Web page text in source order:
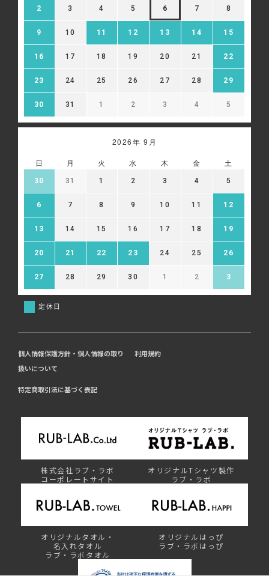
2 3 4 5 6 7 8
9 10 11 12 13 14 15
16 17 18 19 20 21 22
23 24 25 26 27 28 29
30 31 1 2 3 4 5
2026年 9月
日 月 火 水 木 金 土
30 31 1 2 3 4 5
6 7 8 9 10 11 12
13 14 15 16 17 18 19
20 21 22 23 24 25 26
27 28 29 30 1 2 3
定休日
個人情報保護方針・個人情報の取り
扱いについて
利用規約
特定商取引法に基づく表記
株式会社ラブ・ラボ
コーポレートサイト
オリジナルTシャツ製作
ラブ・ラボ
オリジナルタオル・
名入れタオル
ラブ・ラボタオル
オリジナルはっぴ
ラブ・ラボはっぴ